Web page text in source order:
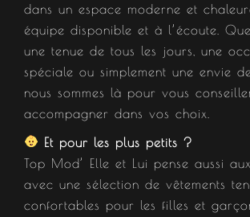
dans un espace moderne et
équipe disponible et à l’écoute.
une tenue de tous les jours, une
spéciale ou simplement une envie
nous sommes là pour vous
accompagner dans vos choix.
Et pour les plus petits ?
Top Mod’ Elle et Lui pense aussi
avec une sélection de vêtements
confortables pour les filles et